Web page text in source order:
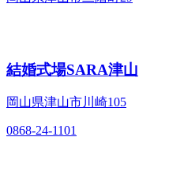
結婚式場SARA津山
岡山県津山市川崎105
0868-24-1101